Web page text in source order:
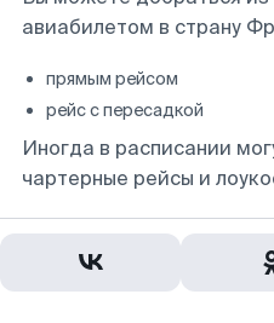
авиабилетом в страну
прямым рейсом
рейс с пересадкой
Иногда в расписании
чартерные рейсы и